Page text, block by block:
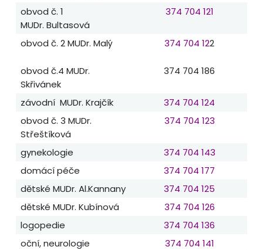
obvod č. 1
MUDr. Bultasová
374 704 121
obvod č. 2 MUDr. Malý 374 704 122
obvod č.4 MUDr.
Skřivánek
374 704 186
závodní MUDr. Krajčík
374 704 124
obvod č. 3 MUDr.
Střeštíková
374 704 123
gynekologie
374 704 143
domácí péče
374 704 177
dětské MUDr. Al.Kannany
374 704 125
dětské MUDr. Kubínová
374 704 126
logopedie
374 704 136
oční, neurologie
374 704 141